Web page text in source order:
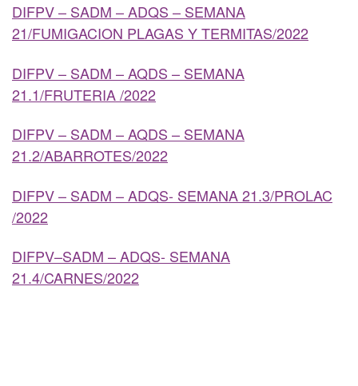
DIFPV – SADM – ADQS – SEMANA
21/FUMIGACION PLAGAS Y TERMITAS/2022
DIFPV – SADM – AQDS – SEMANA
21.1/FRUTERIA /2022
DIFPV – SADM – AQDS – SEMANA
21.2/ABARROTES/2022
DIFPV – SADM – ADQS- SEMANA 21.3/PROLAC
/2022
DIFPV–SADM – ADQS- SEMANA
21.4/CARNES/2022